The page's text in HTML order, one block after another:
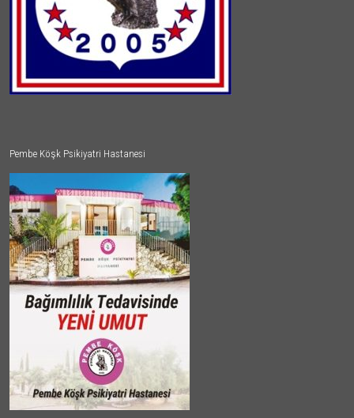
Pembe Köşk Psikiyatri Hastanesi